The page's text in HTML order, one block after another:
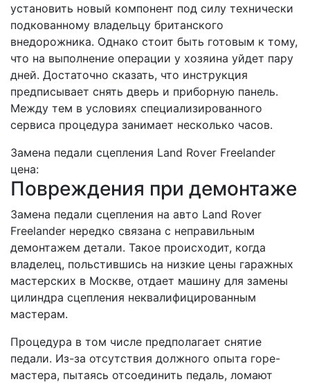
установить новый компонент под силу технически
подкованному владельцу британского
внедорожника. Однако стоит быть готовым к тому,
что на выполнение операции у хозяина уйдет пару
дней. Достаточно сказать, что инструкция
предписывает снять дверь и приборную панель.
Между тем в условиях специализированного
сервиса процедура занимает несколько часов.
Замена педали сцепления Land Rover Freelander
цена:
Повреждения при демонтаже
Замена педали сцепления на авто Land Rover
Freelander нередко связана с неправильным
демонтажем детали. Такое происходит, когда
владелец, польстившись на низкие цены гаражных
мастерских в Москве, отдает машину для замены
цилиндра сцепления неквалифицированным
мастерам.
Процедура в том числе предполагает снятие
педали. Из-за отсутствия должного опыта горе-
мастера, пытаясь отсоединить педаль, ломают